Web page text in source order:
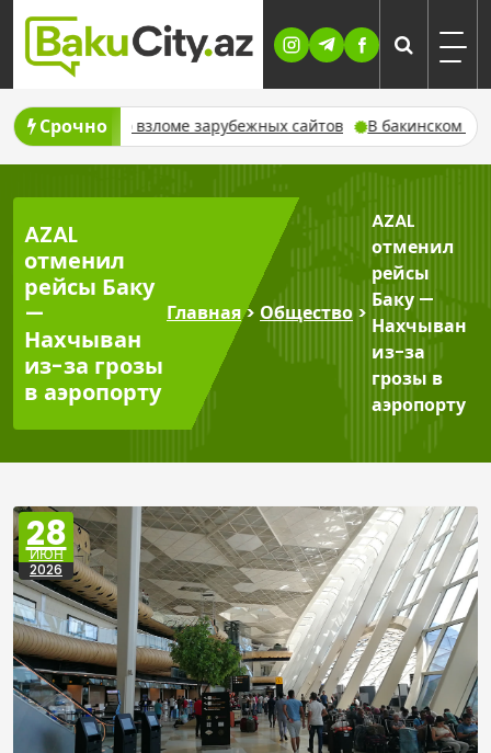
Skip
content
Срочно
во взломе зарубежных сайтов В бакинском
AZAL
отменил
рейсы Баку
—
Нахчыван
из-за грозы
в аэропорту
Главная> Общество >
AZAL
отменил
рейсы
Баку —
Нахчыван
из-за
грозы в
аэропорту
28
ИЮН
2026